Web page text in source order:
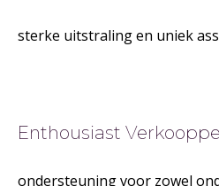
sterke uitstraling en uniek
Enthousiast
ondersteuning voor zowel